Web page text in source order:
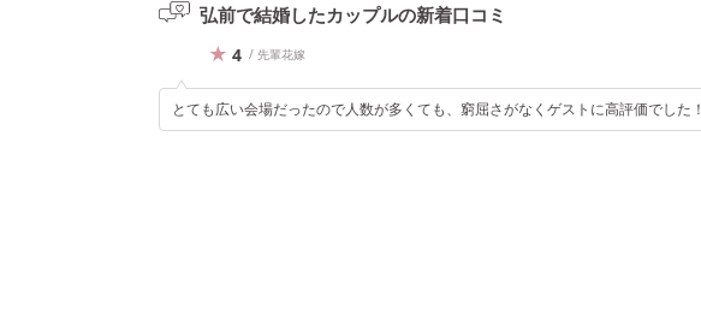
弘前で結婚したカップルの新着口コミ
4 / 先輩花嫁
とても広い会場だったので人数が多くても、窮屈さがなくゲストに高評価でした！